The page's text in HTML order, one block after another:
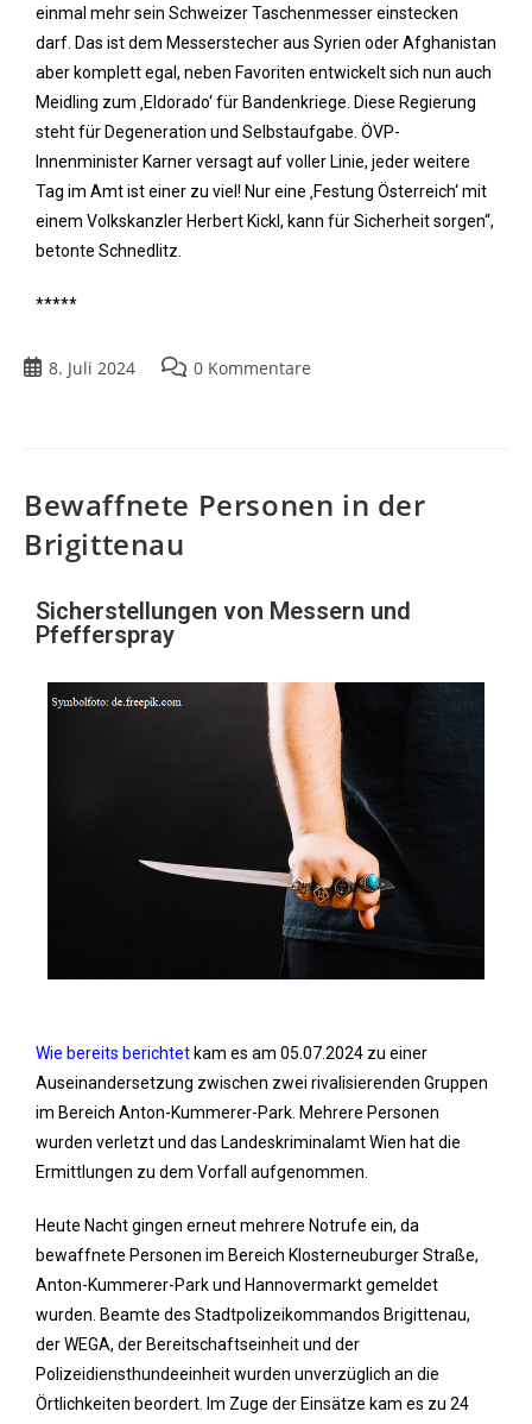
einmal mehr sein Schweizer Taschenmesser einstecken
darf. Das ist dem Messerstecher aus Syrien oder Afghanistan
aber komplett egal, neben Favoriten entwickelt sich nun auch
Meidling zum ‚Eldorado‘ für Bandenkriege. Diese Regierung
steht für Degeneration und Selbstaufgabe. ÖVP-
Innenminister Karner versagt auf voller Linie, jeder weitere
Tag im Amt ist einer zu viel! Nur eine ‚Festung Österreich‘ mit
einem Volkskanzler Herbert Kickl, kann für Sicherheit sorgen“,
betonte Schnedlitz.
*****
8. Juli 2024 0 Kommentare
Bewaffnete Personen in der
Brigittenau
Sicherstellungen von Messern und
Pfefferspray
Wie bereits berichtet kam es am 05.07.2024 zu einer
Auseinandersetzung zwischen zwei rivalisierenden Gruppen
im Bereich Anton-Kummerer-Park. Mehrere Personen
wurden verletzt und das Landeskriminalamt Wien hat die
Ermittlungen zu dem Vorfall aufgenommen.
Heute Nacht gingen erneut mehrere Notrufe ein, da
bewaffnete Personen im Bereich Klosterneuburger Straße,
Anton-Kummerer-Park und Hannovermarkt gemeldet
wurden. Beamte des Stadtpolizeikommandos Brigittenau,
der WEGA, der Bereitschaftseinheit und der
Polizeidiensthundeeinheit wurden unverzüglich an die
Örtlichkeiten beordert. Im Zuge der Einsätze kam es zu 24